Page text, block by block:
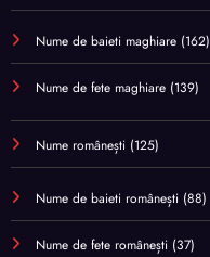
Nume de baieti maghiare (162)
Nume de fete maghiare (139)
Nume românești (125)
Nume de baieti românești (88)
Nume de fete românești (37)